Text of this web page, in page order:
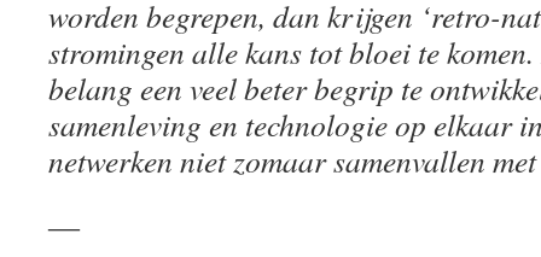
worden begrepen, dan krijgen ‘retro-
stromingen alle kans tot bloei te
belang een veel beter begrip te
samenleving en technologie op elkaar
netwerken niet zomaar samenvallen
―